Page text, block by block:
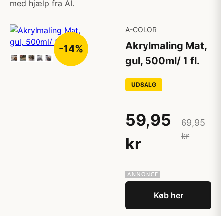
med hjælp fra AI.
-14%
A-COLOR
Akrylmaling Mat,
gul, 500ml/ 1 fl.
UDSALG
59,95
kr
69,95
kr
Køb her